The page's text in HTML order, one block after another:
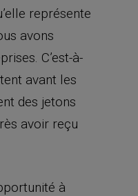
représente
avons
C’est-à-
avant les
des jetons
avoir reçu
à